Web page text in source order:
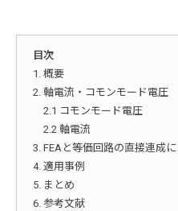
目次
1. 概要
2. 軸電流・コモンモード電圧
2.1 コモンモード電圧
2.2 軸電流
3. FEAと等価回路の直接連成
4. 適用事例
5. まとめ
6. 参考文献